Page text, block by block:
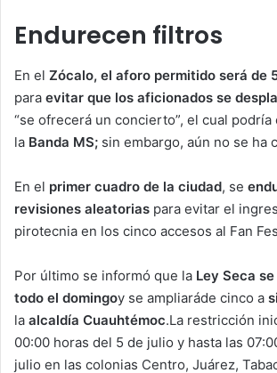
Endurecen filtros
En el Zócalo, el aforo permitido será de
para evitar que los aficionados se
“se ofrecerá un concierto”, el cual podría
la Banda MS; sin embargo, aún no se ha
En el primer cuadro de la ciudad, se
revisiones aleatorias para evitar el
pirotecnia en los cinco accesos al Fan
Por último se informó que la Ley Seca
todo el domingoy se ampliaráde cinco a
la alcaldía Cuauhtémoc.La restricción
00:00 horas del 5 de julio y hasta las
julio en las colonias Centro, Juárez,